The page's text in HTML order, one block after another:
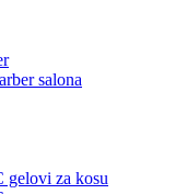
salona
za kosu